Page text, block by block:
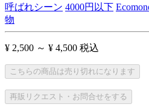
呼ばれシーン 4000円以下
物
¥ 2,500 ～ ¥ 4,500 税込
こちらの商品は売り切れになります
再販リクエスト・お問合せをする